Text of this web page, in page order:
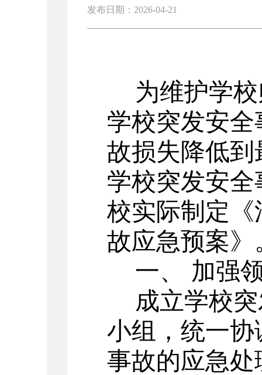
发布日期：2026-04-21
为维护学
学校突发安
故损失降低
学校突发安
校实际制定
故应急预案》
一、
加强
成立学校
小组，统一
事故的应急处